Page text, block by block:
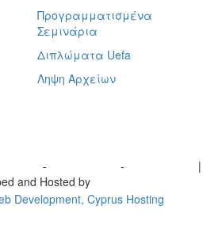
Προγραμματισμένα
Σεμινάρια
Διπλώματα Uefa
Ληψη Αρχείων
- -
|
and Hosted by